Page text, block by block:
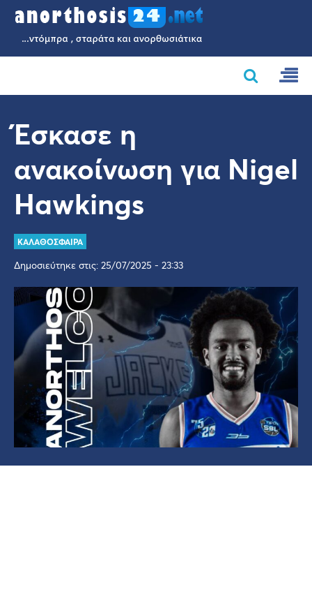
Έσκασε η
ανακοίνωση για Nigel
Hawkings
ΚΑΛΑΘΟΣΦΑΙΡΑ
Δημοσιεύτηκε στις: 25/07/2025 - 23:33